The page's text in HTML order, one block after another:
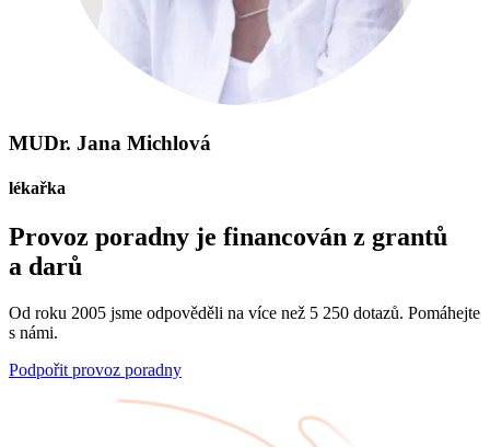
MUDr. Jana Michlová
lékařka
Provoz poradny je financován z grantů
a darů
Od roku 2005 jsme odpověděli na více než 5 250 dotazů. Pomáhejte
s námi.
Podpořit provoz poradny